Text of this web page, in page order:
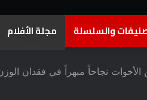
والسلسلة مجلة الأفلام